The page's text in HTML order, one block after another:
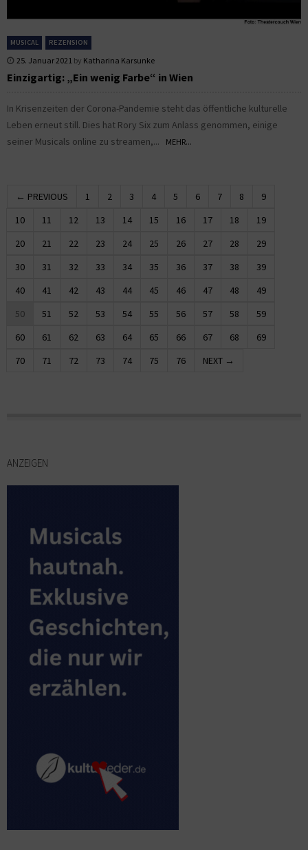
MUSICAL REZENSION
25. Januar 2021 by Katharina Karsunke
Einzigartig: „Ein wenig Farbe“ in Wien
In Krisenzeiten der Corona-Pandemie steht das öffentliche kulturelle
Leben erneut still. Dies hat Rory Six zum Anlass genommen, einige
seiner Musicals online zu streamen,...
MEHR...
← PREVIOUS 1 2 3 4 5 6 7 8
9
10
11 12 13 14 15 16 17 18
19
20
21 22 23 24 25 26 27 28
29
30
31 32 33 34 35 36 37 38
39
40
41 42 43 44 45 46 47 48
49
50
51 52 53 54 55 56 57 58
59
60
61 62 63 64 65 66 67 68
69
70
71 72 73 74 75 76 NEXT →
ANZEIGEN